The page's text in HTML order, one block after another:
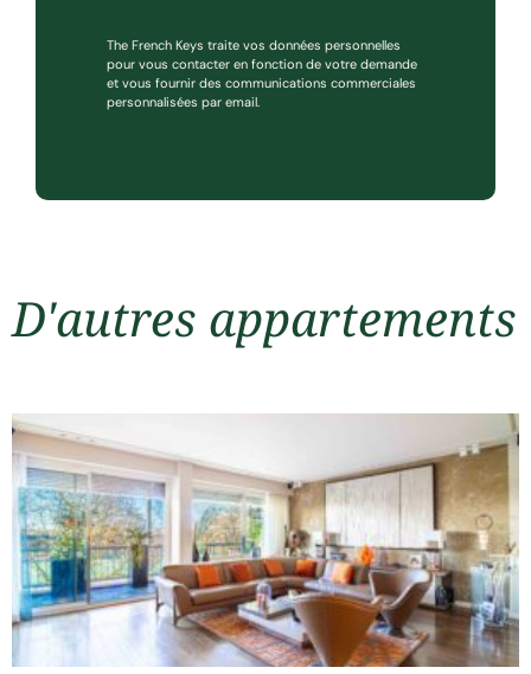
The French Keys traite vos données personnelles
pour vous contacter en fonction de votre demande
et vous fournir des communications commerciales
personnalisées par email.
D'autres appartements